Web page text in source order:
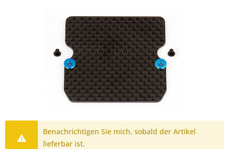
Benachrichtigen Sie mich, sobald der Artikel
lieferbar ist.